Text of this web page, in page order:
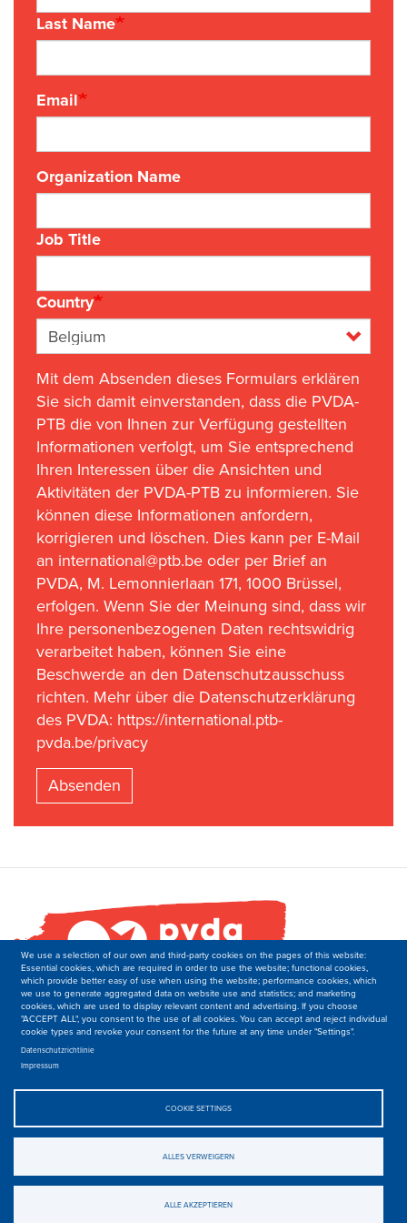
Last Name
Email
Organization Name
Job Title
Country
Mit dem Absenden dieses Formulars erklären
Sie sich damit einverstanden, dass die PVDA-
PTB die von Ihnen zur Verfügung gestellten
Informationen verfolgt, um Sie entsprechend
Ihren Interessen über die Ansichten und
Aktivitäten der PVDA-PTB zu informieren. Sie
können diese Informationen anfordern,
korrigieren und löschen. Dies kann per E-Mail
an international@ptb.be oder per Brief an
PVDA, M. Lemonnierlaan 171, 1000 Brüssel,
erfolgen. Wenn Sie der Meinung sind, dass wir
Ihre personenbezogenen Daten rechtswidrig
verarbeitet haben, können Sie eine
Beschwerde an den Datenschutzausschuss
richten. Mehr über die Datenschutzerklärung
des PVDA: https://international.ptb-
pvda.be/privacy
Absenden
We use a selection of our own and third-party cookies on the pages of this website:
Essential cookies, which are required in order to use the website; functional cookies,
which provide better easy of use when using the website; performance cookies, which
we use to generate aggregated data on website use and statistics; and marketing
cookies, which are used to display relevant content and advertising. If you choose
"ACCEPT ALL", you consent to the use of all cookies. You can accept and reject individual
cookie types and revoke your consent for the future at any time under "Settings".
Datenschutzrichtlinie
Impressum
COOKIE SETTINGS
ALLES VERWEIGERN
ALLE AKZEPTIEREN
PVDA-PTB
Secretariat of the Department of International Relations
Boulevard M. Lemonnier 171,
B-1000 Brussels
T: +32 2 50 40 139
Privacy.